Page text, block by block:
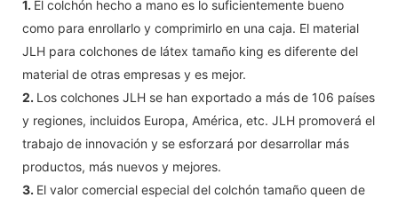
1. El colchón hecho a mano es lo suficientemente bueno
como para enrollarlo y comprimirlo en una caja. El material
JLH para colchones de látex tamaño king es diferente del
material de otras empresas y es mejor.
2. Los colchones JLH se han exportado a más de 106 países
y regiones, incluidos Europa, América, etc. JLH promoverá el
trabajo de innovación y se esforzará por desarrollar más
productos, más nuevos y mejores.
3. El valor comercial especial del colchón tamaño queen de